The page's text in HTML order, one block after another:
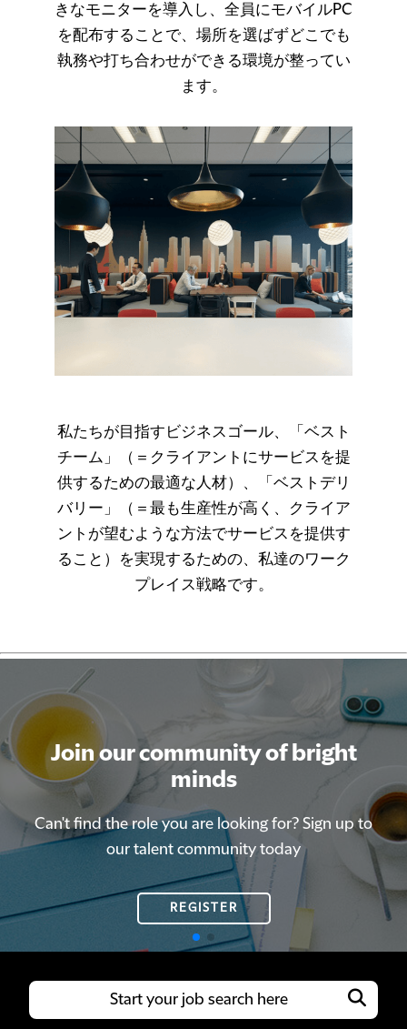
きなモニターを導入し、全員にモバイルPC
を配布することで、場所を選ばずどこでも
執務や打ち合わせができる環境が整ってい
ます。
私たちが目指すビジネスゴール、「ベスト
チーム」（＝クライアントにサービスを提
供するための最適な人材）、「ベストデリ
バリー」（＝最も生産性が高く、クライア
ントが望むような方法でサービスを提供す
ること）を実現するための、私達のワーク
プレイス戦略です。
Join our community of bright
minds
Can't find the role you are looking for? Sign up to
our talent community today
REGISTER
Join our community of bright
minds
Can't find the role you are looking for? Sign up to
our talent community today
REGISTER